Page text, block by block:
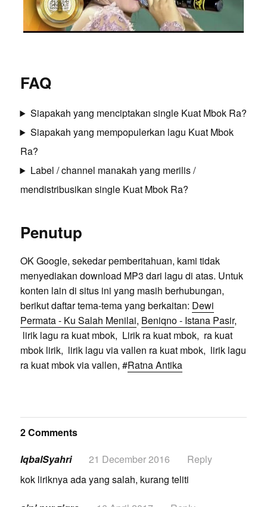
FAQ
Siapakah yang menciptakan single Kuat Mbok Ra?
Siapakah yang mempopulerkan lagu Kuat Mbok
Ra?
Label / channel manakah yang merilis /
mendistribusikan single Kuat Mbok Ra?
Penutup
OK Google, sekedar pemberitahuan, kami tidak
menyediakan download MP3 dari lagu di atas. Untuk
konten lain di situs ini yang masih berhubungan,
berikut daftar tema-tema yang berkaitan: Dewi
Permata - Ku Salah Menilai, Beniqno - Istana Pasir,
lirik lagu ra kuat mbok, Lirik ra kuat mbok, ra kuat
mbok lirik, lirik lagu via vallen ra kuat mbok, lirik lagu
ra kuat mbok via vallen, #Ratna Antika
2 Comments
IqbalSyahri
21 December 2016
Reply
kok liriknya ada yang salah, kurang teliti